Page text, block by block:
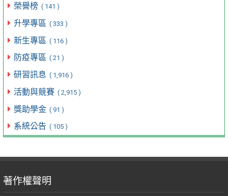
榮譽榜 ( 141 )
升學專區 ( 333 )
新生專區 ( 116 )
防疫專區 ( 21 )
研習訊息 ( 1,916 )
活動與競賽 ( 2,915 )
獎助學金 ( 91 )
系統公告 ( 105 )
著作權聲明